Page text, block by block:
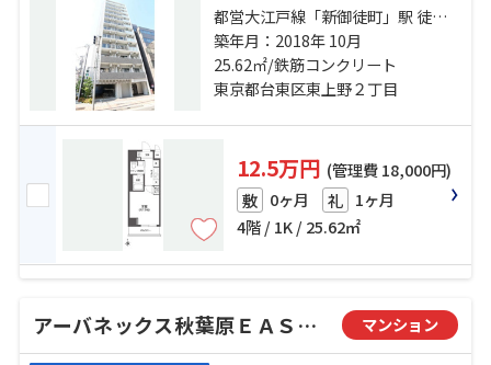
都営大江戸線「新御徒町」駅 徒歩3
分 銀座線「稲荷町」駅 徒歩6分 山
手線「上野」駅 徒歩9分
築年月：2018年 10月
25.62㎡/鉄筋コンクリート
東京都台東区東上野２丁目
12.5万円 (管理費 18,000円)
敷 0ヶ月 礼 1ヶ月
4階 / 1K / 25.62㎡
アーバネックス秋葉原ＥＡＳＴⅡ マンション